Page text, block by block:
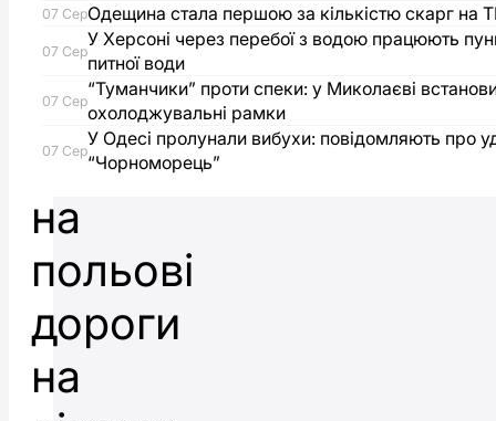
логістиці
РФ
перейшла
на
польові
дороги
на
07 СерОдещина стала першою за кількістю скарг на
07 Сер
У Херсоні через перебої з водою працюють
питної води
07 Сер
“Туманчики” проти спеки: у Миколаєві
охолоджувальні рамки
07 Сер
У Одесі пролунали вибухи: повідомляють про
“Чорноморець”